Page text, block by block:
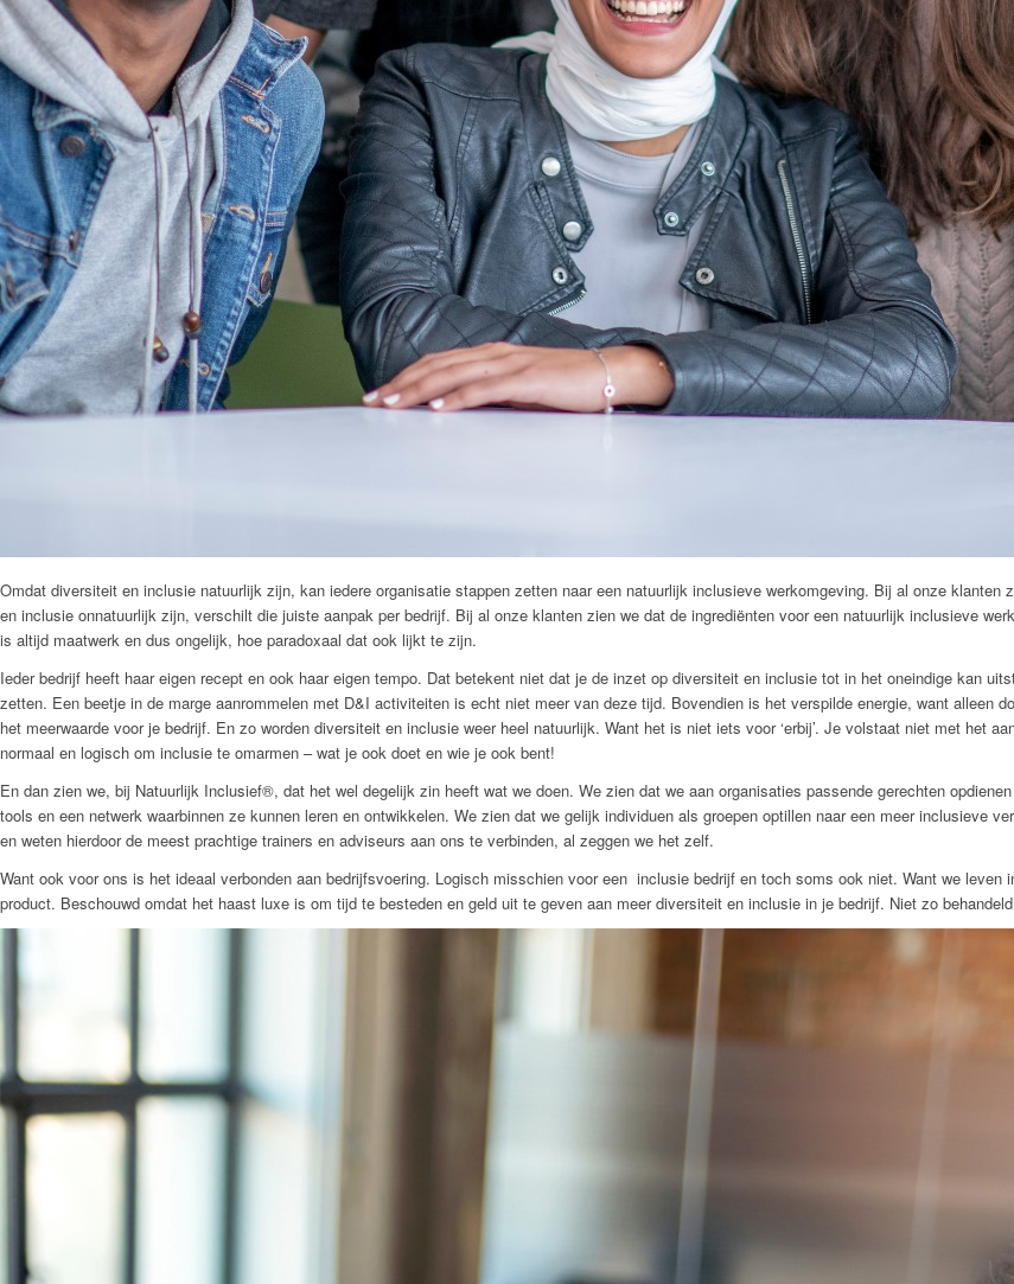
Omdat diversiteit en inclusie natuurlijk zijn, kan iedere organisatie stappen zetten naar een natuurlijk inclusieve werkomgeving. Bij al onze
en inclusie onnatuurlijk zijn, verschilt die juiste aanpak per bedrijf. Bij al onze klanten zien we dat de ingrediënten voor een natuurlijk inclusieve
is altijd maatwerk en dus ongelijk, hoe paradoxaal dat ook lijkt te zijn.
Ieder bedrijf heeft haar eigen recept en ook haar eigen tempo. Dat betekent niet dat je de inzet op diversiteit en inclusie tot in het oneindige kan
zetten. Een beetje in de marge aanrommelen met D&I activiteiten is echt niet meer van deze tijd. Bovendien is het verspilde energie, want alleen
het meerwaarde voor je bedrijf. En zo worden diversiteit en inclusie weer heel natuurlijk. Want het is niet iets voor ‘erbij’. Je volstaat niet met het
normaal en logisch om inclusie te omarmen – wat je ook doet en wie je ook bent!
En dan zien we, bij Natuurlijk Inclusief®, dat het wel degelijk zin heeft wat we doen. We zien dat we aan organisaties passende gerechten
tools en een netwerk waarbinnen ze kunnen leren en ontwikkelen. We zien dat we gelijk individuen als groepen optillen naar een meer inclusieve
en weten hierdoor de meest prachtige trainers en adviseurs aan ons te verbinden, al zeggen we het zelf.
Want ook voor ons is het ideaal verbonden aan bedrijfsvoering. Logisch misschien voor een inclusie bedrijf en toch soms ook niet. Want we
product. Beschouwd omdat het haast luxe is om tijd te besteden en geld uit te geven aan meer diversiteit en inclusie in je bedrijf. Niet zo